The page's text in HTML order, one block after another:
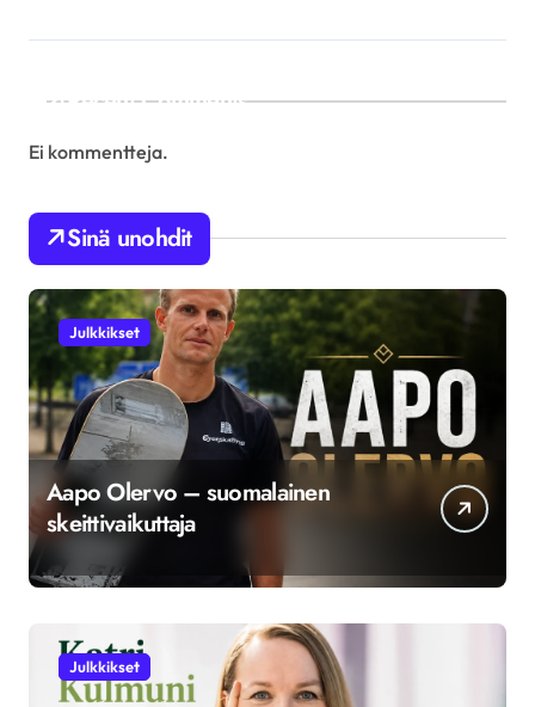
Recent Comments
Ei kommentteja.
Sinä unohdit
Julkkikset
Aapo Olervo – suomalainen
skeittivaikuttaja
Julkkikset